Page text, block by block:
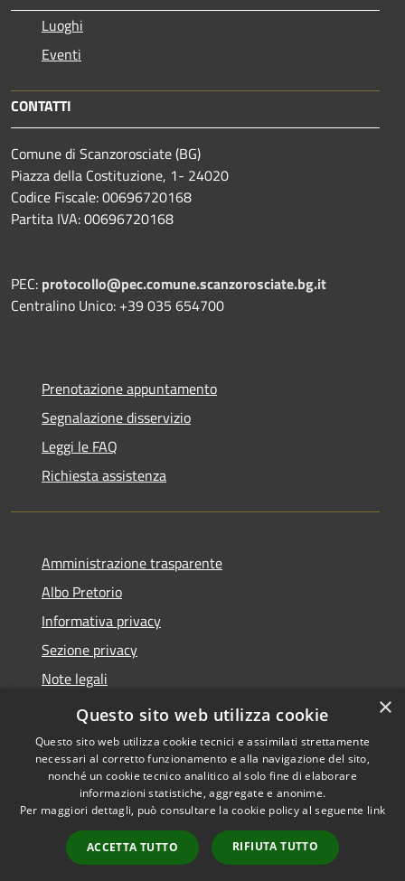
Luoghi
Eventi
CONTATTI
Comune di Scanzorosciate (BG)
Piazza della Costituzione, 1- 24020
Codice Fiscale: 00696720168
Partita IVA: 00696720168
PEC: protocollo@pec.comune.scanzorosciate.bg.it
Centralino Unico: +39 035 654700
Prenotazione appuntamento
Segnalazione disservizio
Leggi le FAQ
Richiesta assistenza
Amministrazione trasparente
Albo Pretorio
Informativa privacy
Sezione privacy
Note legali
Dichiarazione di accessibilità
Accessibilità
Copyright © 2026 • Comune di
Scanzorosciate • Powered by
Municipium•
Accesso
redazione
×
Questo sito web utilizza cookie
Questo sito web utilizza cookie tecnici e assimilati strettamente
necessari al corretto funzionamento e alla navigazione del sito,
nonché un cookie tecnico analitico al solo fine di elaborare
informazioni statistiche, aggregate e anonime.
Per maggiori dettagli, può consultare la cookie policy al seguente link
ACCETTA TUTTO RIFIUTA TUTTO